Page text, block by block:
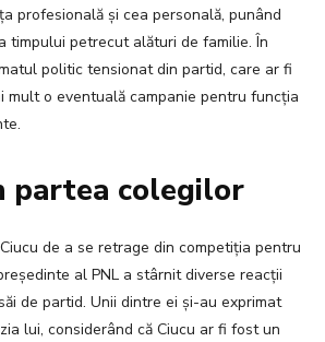
profesională și cea personală, punând
timpului petrecut alături de familie. În
politic tensionat din partid, care ar fi
mult o eventuală campanie pentru funcția
partea colegilor
de a se retrage din competiția pentru
al PNL a stârnit diverse reacții
de partid. Unii dintre ei și-au exprimat
lui, considerând că Ciucu ar fi fost un